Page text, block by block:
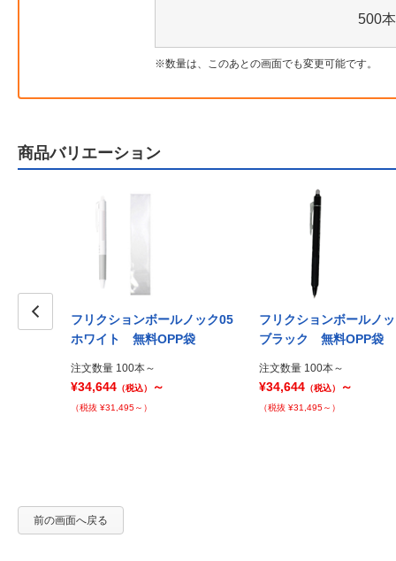
500本
数量は、このあとの画面でも変更可能です。
商品バリエーション
ノック ラ
フリクションボールノック05
ホワイト 無料OPP袋
注文数量 100本～
¥34,644 （税込） ～
（税抜 ¥31,495～）
フリクションボールノ
ブラック 無料OPP袋
注文数量 100本～
¥34,644 （税込） ～
（税抜 ¥31,495～）
前の画面へ戻る